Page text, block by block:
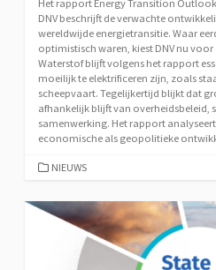
Het rapport Energy Transition
DNV beschrijft de verwachte
wereldwijde energietransitie. Waar
optimistisch waren, kiest DNV nu
Waterstof blijft volgens het rapport
moeilijk te elektrificeren zijn, zoals
scheepvaart. Tegelijkertijd blijkt dat
afhankelijk blijft van overheidsbeleid,
samenwerking. Het rapport
economische als geopolitieke
CATEGORIEËN
NIEUWS